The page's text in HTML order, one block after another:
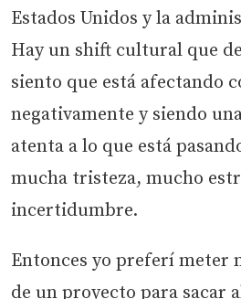
Estados Unidos y la
Hay un shift cultural que
siento que está afectando
negativamente y siendo
atenta a lo que está
mucha tristeza, mucho
incertidumbre.
Entonces yo preferí meter
de un proyecto para sacar